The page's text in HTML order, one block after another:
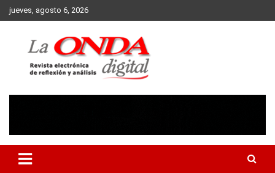
Skip
to
jueves, agosto 6, 2026